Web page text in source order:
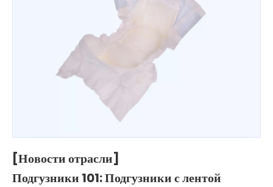
[Новости отрасли]
Подгузники 101: Подгузники с лентой